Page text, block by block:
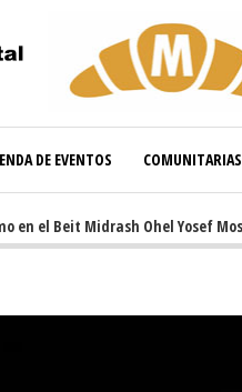
DE EVENTOS COMUNITARIAS
Midrash Ohel Yosef Moshe